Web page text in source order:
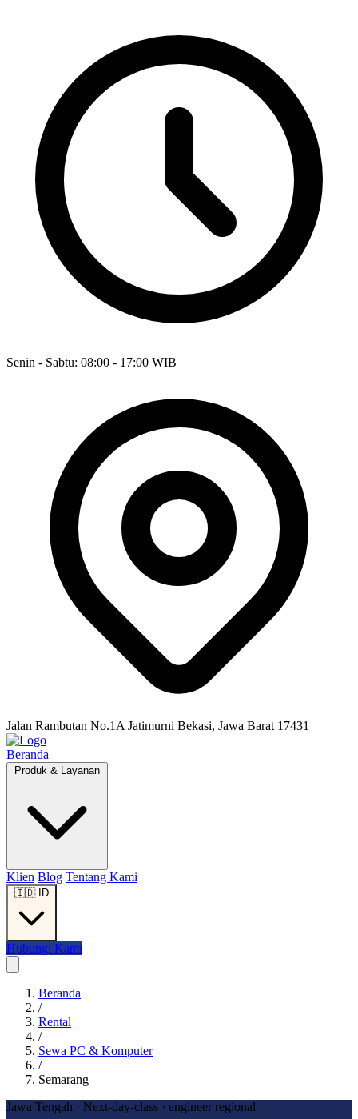
Senin - Sabtu: 08:00 - 17:00 WIB
Jalan Rambutan No.1A Jatimurni Bekasi, Jawa Barat 17431
Beranda
Produk & Layanan
Klien Blog Tentang Kami
🇮🇩 ID
Hubungi Kami
Beranda
/
Rental
/
Sewa PC & Komputer
/
Semarang
Jawa Tengah · Next-day-class · engineer regional